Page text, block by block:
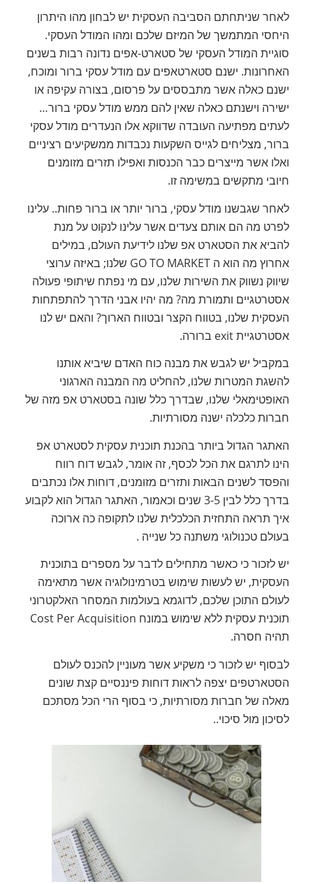
לאחר שניתחתם הסביבה העסקית יש לבחון מהו היתרון
היחסי המתמשך של המיזם שלכם ומהו המודל העסקי.
סוגיית המודל העסקי של סטארט-אפים נדונה רבות בשנים
האחרונות. ישנם סטארטאפים עם מודל עסקי ברור ומוכח,
ישנם כאלה אשר מתבססים על פרסום, בצורה עקיפה או
ישירה וישנתם כאלה שאין להם ממש מודל עסקי ברור…
לעתים מפתיעה העובדה שדווקא אלו הנעדרים מודל עסקי
ברור, מצליחים לגייס השקעות נכבדות ממשקיעים רציניים
ואלו אשר מייצרים כבר הכנסות ואפילו תזרים מזומנים
חיובי מתקשים במשימה זו.
לאחר שגבשנו מודל עסקי, ברור יותר או ברור פחות.. עלינו
לפרט מה הם אותם צעדים אשר עלינו לנקוט על מנת
להביא את הסטארט אפ שלנו לידיעת העולם, במילים
אחרוץ מה הוא ה GO TO MARKET שלנו; באיזה ערוצי
שיווק נשווק את השירות שלנו, עם מי נפתח שיתופי פעולה
אסטרטגיים ותמורת מה? מה יהיו אבני הדרך להתפתחות
העסקית שלנו, בטווח הקצר ובטווח הארוך? והאם יש לנו
אסטרטגיית exit ברורה.
במקביל יש לגבש את מבנה כוח האדם שיביא אותנו
להשגת המטרות שלנו, להחליט מה המבנה הארגוני
האופטימאלי שלנו, שבדרך כלל שונה בסטארט אפ מזה של
חברות כלכלה ישנה מסורתיות.
האתגר הגדול ביותר בהכנת תוכנית עסקית לסטארט אפ
הינו לתרגם את הכל לכסף, זה אומר, לגבש דוח רווח
והפסד לשנים הבאות ותזרים מזומנים, דוחות אלו נכתבים
בדרך כלל לבין 3-5 שנים וכאמור, האתגר הגדול הוא לקבוע
איך תראה התחזית הכלכלית שלנו לתקופה כה ארוכה
בעולם טכנולוגי משתנה כל שנייה .
יש לזכור כי כאשר מתחילים לדבר על מספרים בתוכנית
העסקית, יש לעשות שימוש בטרמינולוגיה אשר מתאימה
לעולם התוכן שלכם, לדוגמא בעולמות המסחר האלקטרוני
תוכנית עסקית ללא שימוש במונח Cost Per Acquisition
תהיה חסרה.
לבסוף יש לזכור כי משקיע אשר מעוניין להכנס לעולם
הסטארטפים יצפה לראות דוחות פיננסיים קצת שונים
מאלה של חברות מסורתיות, כי בסוף הרי הכל מסתכם
לסיכון מול סיכוי..